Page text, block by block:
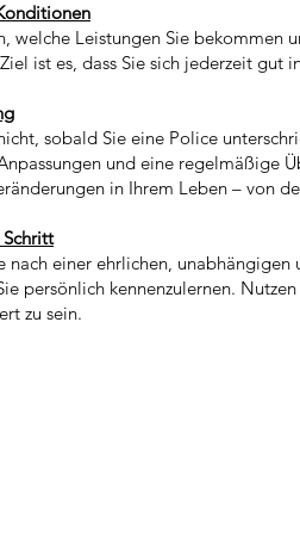
welche Leistungen Sie
ist es, dass Sie sich jederzeit gut
sobald Sie eine Police
und eine regelmäßige
in Ihrem Leben – von
Schritt
nach einer ehrlichen,
persönlich kennenzulernen.
zu sein.